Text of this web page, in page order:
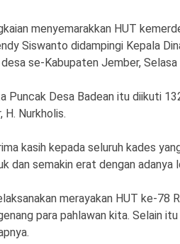
menyemarakkan HUT
Siswanto didampingi Kepala
se-Kabupaten Jember,
Puncak Desa Badean itu diikuti
H. Nurkholis.
kasih kepada seluruh kades
dan semakin erat dengan adanya
merayakan HUT ke-78
para pahlawan kita. Selain